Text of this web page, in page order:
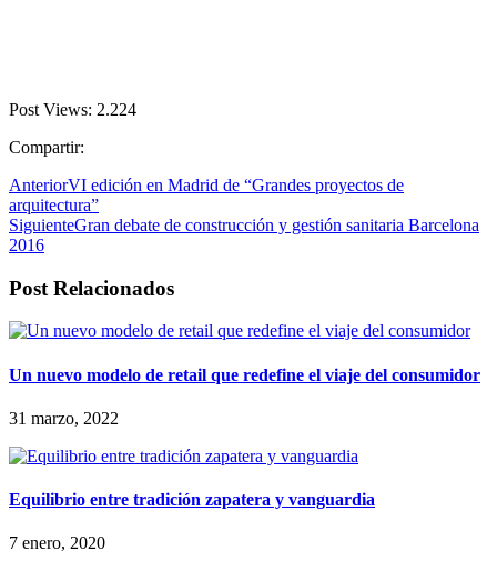
Post Views: 2.224
Compartir:
AnteriorVI edición en Madrid de “Grandes proyectos de
arquitectura”
SiguienteGran debate de construcción y gestión sanitaria Barcelona
2016
Post Relacionados
Un nuevo modelo de retail que redefine el viaje del consumidor
31 marzo, 2022
Equilibrio entre tradición zapatera y vanguardia
7 enero, 2020